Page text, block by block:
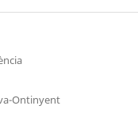
Ontinyent